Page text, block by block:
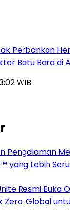
Perbankan
Batu Bara di
WIB
Pengalaman
yang Lebih
Resmi Buka
Zero: Global